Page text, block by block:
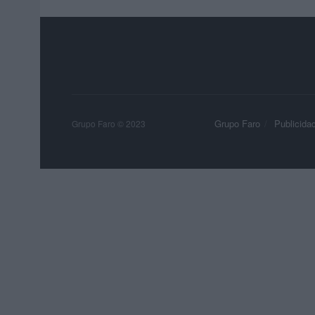
Grupo Faro Publicidad
Grupo Faro © 2023